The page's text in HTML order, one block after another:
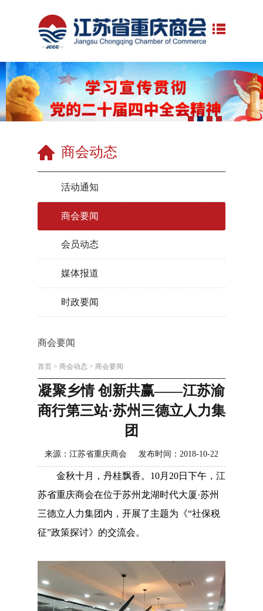
商会动态
活动通知
商会要闻
会员动态
媒体报道
时政要闻
商会要闻
首页 > 商会动态 > 商会要闻
凝聚乡情 创新共赢——江苏渝
商行第三站·苏州三德立人力集
团
来源：江苏省重庆商会 发布时间：2018-10-22
金秋十月，丹桂飘香。10月20日下午，江
苏省重庆商会在位于苏州龙湖时代大厦·苏州
三德立人力集团内，开展了主题为《“社保税
征”政策探讨》的交流会。